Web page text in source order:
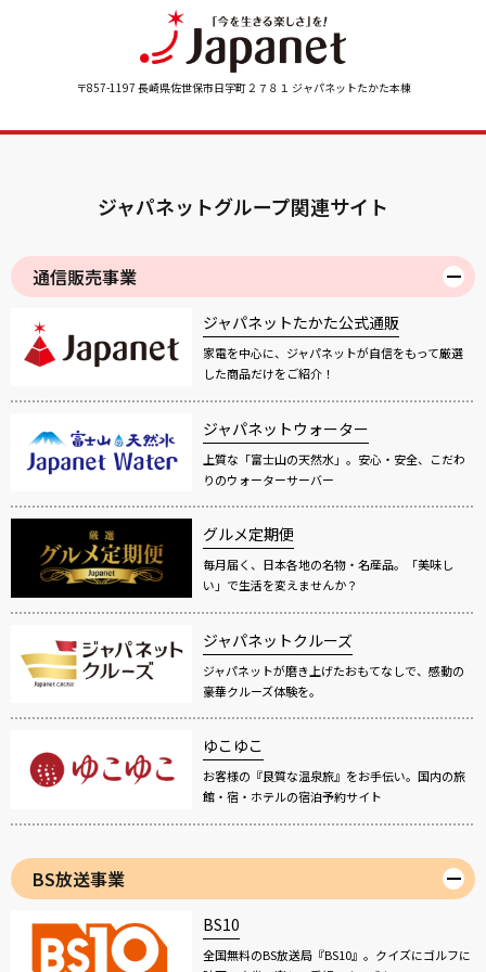
〒857-1197 長崎県佐世保市日宇町２７８１ ジャパネットたかた本棟
ジャパネットグループ関連サイト
通信販売事業
ジャパネットたかた公式通販
家電を中心に、ジャパネットが自信をもって厳選
した商品だけをご紹介！
ジャパネットウォーター
上質な「富士山の天然水」。安心・安全、こだわ
りのウォーターサーバー
グルメ定期便
毎月届く、日本各地の名物・名産品。「美味し
い」で生活を変えませんか？
ジャパネットクルーズ
ジャパネットが磨き上げたおもてなしで、感動の
豪華クルーズ体験を。
ゆこゆこ
お客様の『良質な温泉旅』をお手伝い。国内の旅
館・宿・ホテルの宿泊予約サイト
BS放送事業
BS10
全国無料のBS放送局『BS10』。クイズにゴルフに